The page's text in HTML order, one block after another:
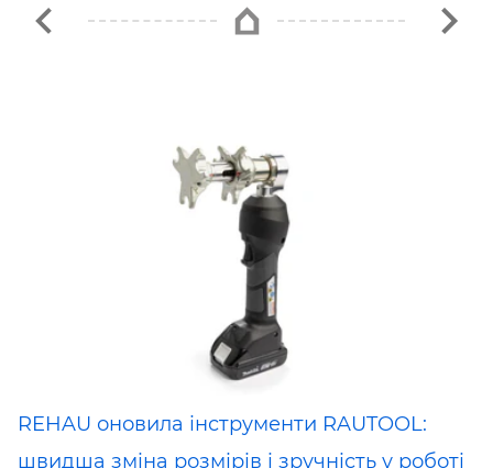
REHAU оновила інструменти RAUTOOL:
швидша зміна розмірів і зручність у роботі